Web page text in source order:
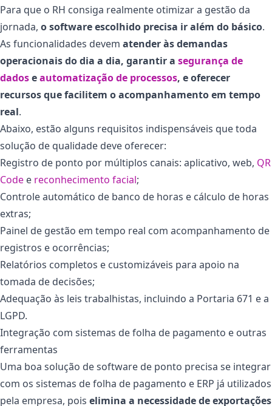
Para que o RH consiga realmente otimizar a gestão da
jornada, o software escolhido precisa ir além do básico.
As funcionalidades devem atender às demandas
operacionais do dia a dia, garantir a segurança de
dadoseautomatização de processos, e oferecer
recursos que facilitem o acompanhamento em tempo
real.
Abaixo, estão alguns requisitos indispensáveis que toda
solução de qualidade deve oferecer:
Registro de ponto por múltiplos canais: aplicativo, web, QR
Code e reconhecimento facial;
Controle automático de banco de horas e cálculo de horas
extras;
Painel de gestão em tempo real com acompanhamento de
registros e ocorrências;
Relatórios completos e customizáveis para apoio na
tomada de decisões;
Adequação às leis trabalhistas, incluindo a Portaria 671 e a
LGPD.
Integração com sistemas de folha de pagamento e outras
ferramentas
Uma boa solução de software de ponto precisa se integrar
com os sistemas de folha de pagamento e ERP já utilizados
pela empresa, pois elimina a necessidade de exportações